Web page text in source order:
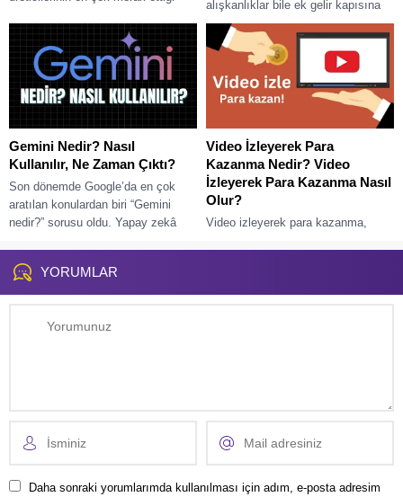
yazılan içerikler Google
Adsense’e...
alışkanlıklar bile ek gelir kapısına
dönüşebiliyor. Bunlardan biri de
yürümek! Sağlıklı bir yaşam...
Gemini Nedir? Nasıl
Kullanılır, Ne Zaman Çıktı?
Son dönemde Google’da en çok
aratılan konulardan biri “Gemini
nedir?” sorusu oldu. Yapay zekâ
Video İzleyerek Para
Kazanma Nedir? Video
İzleyerek Para Kazanma Nasıl
Olur?
Video izleyerek para kazanma,
kullanıcıların kısa videolar...
YORUMLAR
Daha sonraki yorumlarımda kullanılması için adım, e-posta adresim